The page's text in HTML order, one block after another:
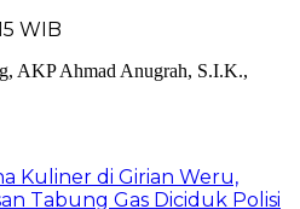
WIB
Kuliner di Girian Weru,
Tabung Gas Diciduk Polisi